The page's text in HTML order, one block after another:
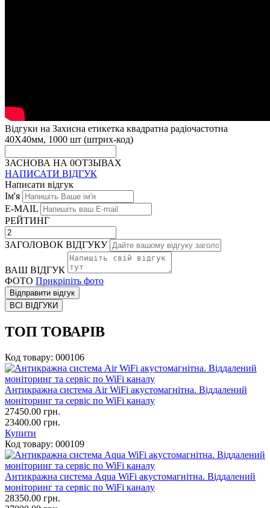
Відгуки на Захисна етикетка квадратна радіочастотна
40Х40мм, 1000 шт (штрих-код)
ЗАСНОВА НА 0ОТЗЫВАХ
НАПИСАТИ ВІДГУК
Написати відгук
Ім'я
E-MAIL
РЕЙТИНГ
ЗАГОЛОВОК ВІДГУКУ
ВАШ ВІДГУК
ФОТО Прикріпіть фото
Відправити відгук
ВСІ ВІДГУКИ
ТОП ТОВАРІВ
Код товару: 000106
Антикражна система Air WiFi акустомагнітна. Віддалений
моніторинг та сервіс по WiFi каналу
27450.00 грн.
23400.00 грн.
Купити
Код товару: 000109
Антикражна система Aqua WiFi акустомагнітна. Віддалений
моніторинг та сервіс по WiFi каналу
28350.00 грн.